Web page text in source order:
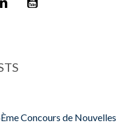
Concours de Nouvelles